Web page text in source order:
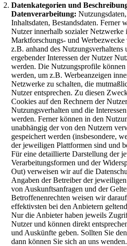
Datenkategorien und
Datenverarbeitung:
Inhaltsdaten, Bestandsdaten. Ferner
Nutzer innerhalb sozialer
Marktforschungs- und Werbezwecke
z.B. anhand des Nutzungsverhaltens
ergebender Interessen der Nutzer
werden. Die Nutzungsprofile
werden, um z.B. Werbeanzeigen
Netzwerke zu schalten, die
Nutzer entsprechen. Zu diesen
Cookies auf den Rechnern der
Nutzungsverhalten und die
werden. Ferner können in den
unabhängig der von den Nutzern
gespeichert werden (insbesondere,
der jeweiligen Plattformen sind und
Für eine detaillierte Darstellung der
Verarbeitungsformen und der
Out) verweisen wir auf die
Angaben der Betreiber der
von Auskunftsanfragen und der
Betroffenenrechten weisen wir
effektivsten bei den Anbietern
Nur die Anbieter haben jeweils
Nutzer und können direkt
und Auskünfte geben. Sollten Sie
dann können Sie sich an uns wenden.